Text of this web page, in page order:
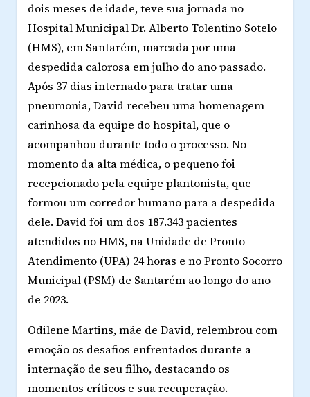
dois meses de idade, teve sua jornada no
Hospital Municipal Dr. Alberto Tolentino Sotelo
(HMS), em Santarém, marcada por uma
despedida calorosa em julho do ano passado.
Após 37 dias internado para tratar uma
pneumonia, David recebeu uma homenagem
carinhosa da equipe do hospital, que o
acompanhou durante todo o processo. No
momento da alta médica, o pequeno foi
recepcionado pela equipe plantonista, que
formou um corredor humano para a despedida
dele. David foi um dos 187.343 pacientes
atendidos no HMS, na Unidade de Pronto
Atendimento (UPA) 24 horas e no Pronto Socorro
Municipal (PSM) de Santarém ao longo do ano
de 2023.
Odilene Martins, mãe de David, relembrou com
emoção os desafios enfrentados durante a
internação de seu filho, destacando os
momentos críticos e sua recuperação.